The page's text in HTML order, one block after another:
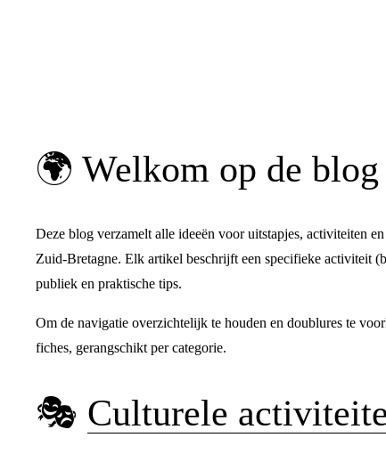
🌍 Welkom op de
Deze blog verzamelt alle ideeën voor uitstapjes, activiteiten
Zuid-Bretagne. Elk artikel beschrijft een specifieke activiteit
publiek en praktische tips.
Om de navigatie overzichtelijk te houden en doublures te
fiches, gerangschikt per categorie.
🎭 Culturele